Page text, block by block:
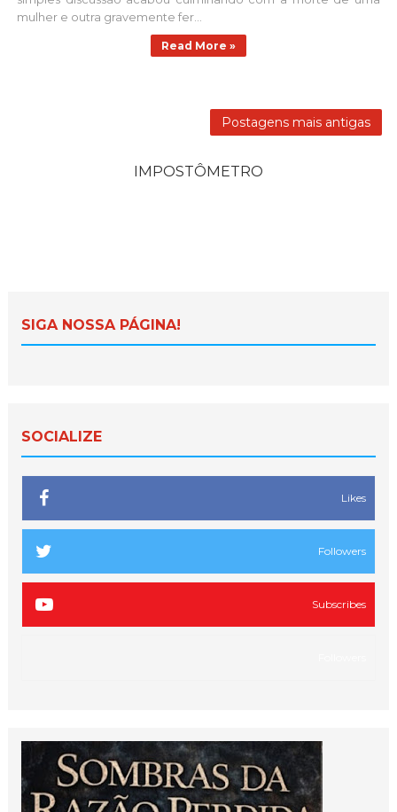
mulher e outra gravemente fer...
Read More »
Postagens mais antigas
IMPOSTÔMETRO
SIGA NOSSA PÁGINA!
SOCIALIZE
Likes
Followers
Subscribes